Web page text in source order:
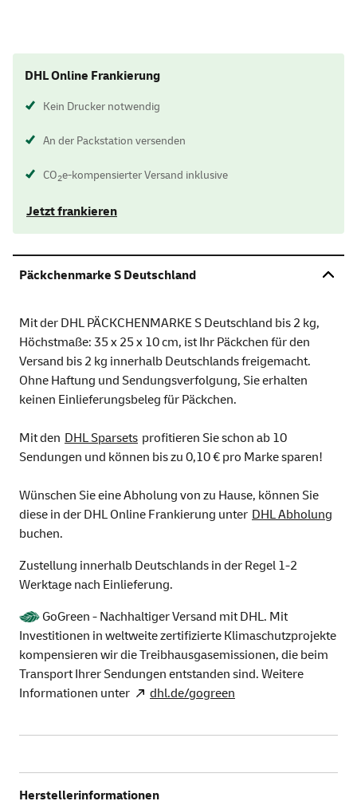
DHL Online Frankierung
Kein Drucker notwendig
An der Packstation versenden
CO2e-kompensierter Versand inklusive
Jetzt frankieren
Päckchenmarke S Deutschland
Mit der DHL PÄCKCHENMARKE S Deutschland bis 2 kg,
Höchstmaße: 35 x 25 x 10 cm, ist Ihr Päckchen für den
Versand bis 2 kg innerhalb Deutschlands freigemacht.
Ohne Haftung und Sendungsverfolgung, Sie erhalten
keinen Einlieferungsbeleg für Päckchen.
Mit den DHL Sparsets profitieren Sie schon ab 10
Sendungen und können bis zu 0,10 € pro Marke sparen!
Wünschen Sie eine Abholung von zu Hause, können Sie
diese in der DHL Online Frankierung unter DHL Abholung
buchen.
Zustellung innerhalb Deutschlands in der Regel 1-2
Werktage nach Einlieferung.
GoGreen - Nachhaltiger Versand mit DHL. Mit
Investitionen in weltweite zertifizierte Klimaschutzprojekte
kompensieren wir die Treibhausgasemissionen, die beim
Transport Ihrer Sendungen entstanden sind. Weitere
Informationen unter
dhl.de/gogreen
Herstellerinformationen